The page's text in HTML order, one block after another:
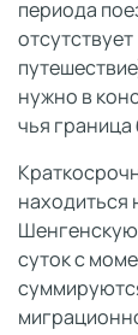
периода
нужно в
чья граница
находиться
Шенгенскую
суток с